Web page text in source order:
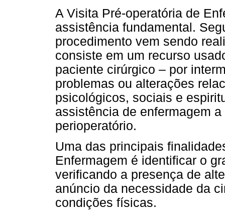
A Visita Pré-operatória de
assistência fundamental.
procedimento vem sendo
consiste em um recurso
paciente cirúrgico – por
problemas ou alterações
psicológicos, sociais e
assistência de enfermagem
perioperatório.
Uma das principais
Enfermagem é identificar o
verificando a presença de
anúncio da necessidade da
condições físicas.